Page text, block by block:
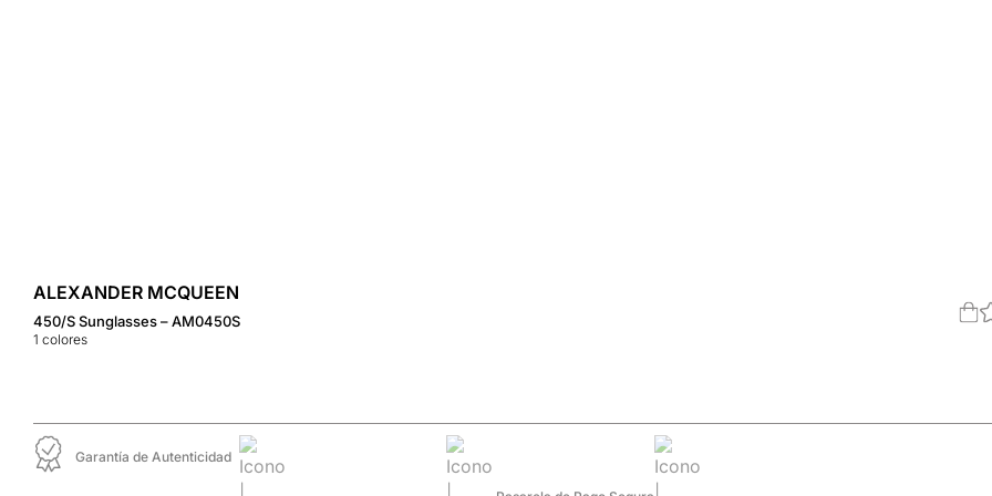
ALEXANDER MCQUEEN
450/S Sunglasses – AM0450S
1 colores
Garantía de Autenticidad